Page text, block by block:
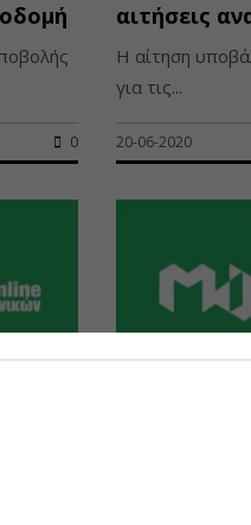
0
αιτήσεις
Η αίτηση
για τις...
20-06-2020
της